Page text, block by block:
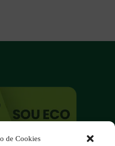
de Cookies